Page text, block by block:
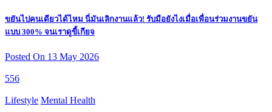
ขยันไปคนเดียวได้ไหม นี่มันเลิกงานแล้ว! รับมือยังไงเมื่อเพื่อนร่วมงานขยัน
แบบ 300% จนเราดูขี้เกียจ
Posted On 13 May 2026
556
Lifestyle Mental Health